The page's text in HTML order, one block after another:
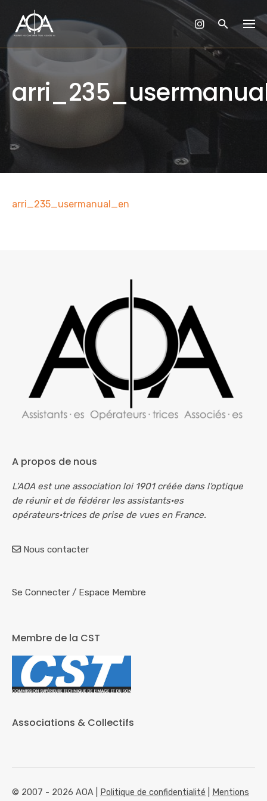
content
arri_235_usermanual_en
A propos de nous
L’AOA est une association loi 1901 créée dans l’optique
de réunir et de fédérer les assistants·es
opérateurs·trices de prise de vues en France.
Nous contacter
Se Connecter / Espace Membre
Membre de la CST
Associations & Collectifs
© 2007 - 2026 AOA | Politique de confidentialité Mentions